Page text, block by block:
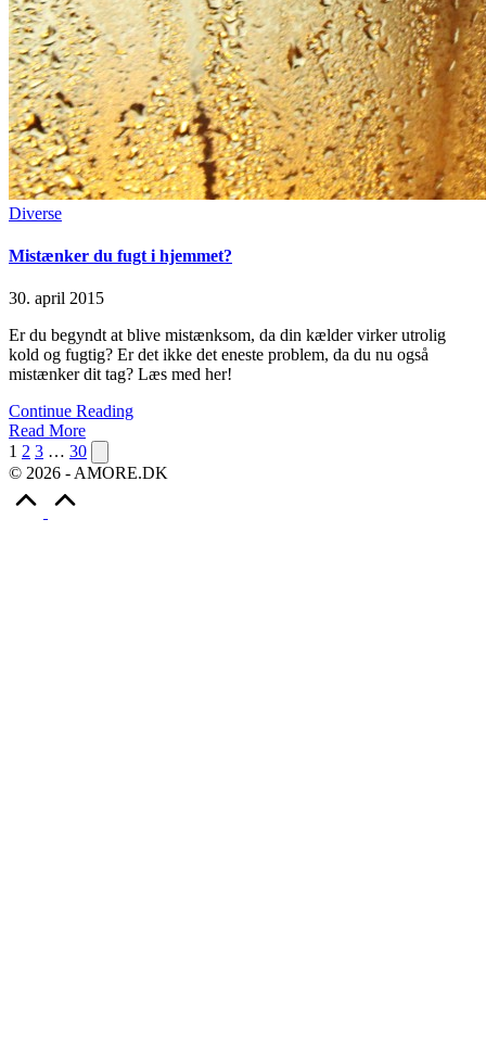
Posted
Diverse
Mistænker du fugt i hjemmet?
30. april 2015
Er du begyndt at blive mistænksom, da din kælder virker utrolig
kold og fugtig? Er det ikke det eneste problem, da du nu også
mistænker dit tag? Læs med her!
Continue Reading
Read More
Indlægsinddeling
1 2 3 … 30 Next
page
© 2026 - AMORE.DK